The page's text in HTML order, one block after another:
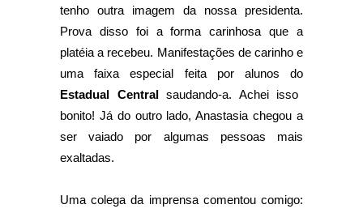
tenho outra imagem da nossa presidenta.
Prova disso foi a forma carinhosa que a
platéia a recebeu. Manifestações de carinho e
uma faixa especial feita por alunos do
Estadual Centralsaudando-a. Achei isso
bonito! Já do outro lado, Anastasia chegou a
ser vaiado por algumas pessoas mais
exaltadas.
Uma colega da imprensa comentou comigo: